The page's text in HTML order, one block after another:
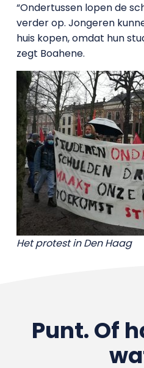
“Ondertussen lopen de
verder op. Jongeren
huis kopen, omdat hun
zegt Boahene.
Het protest in Den Haag
Punt. Of